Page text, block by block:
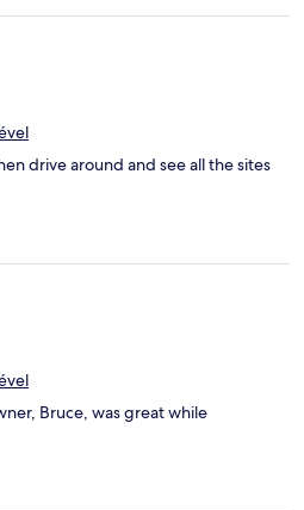
drive around and see all the sites
Bruce, was great while